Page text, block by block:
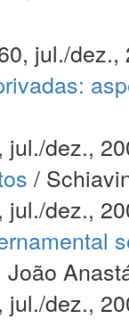
jul./dez.,
jul./dez.,
/
jul./dez.,
jul./dez.,